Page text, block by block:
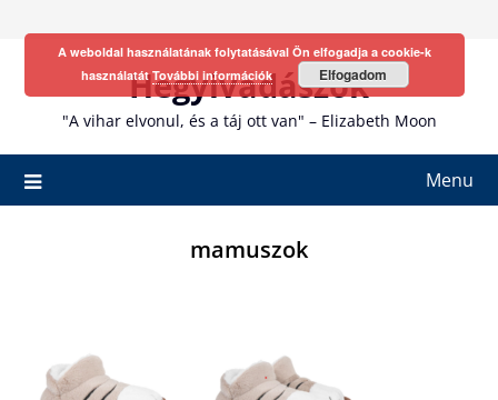
Hegyivadászok
"A vihar elvonul, és a táj ott van" – Elizabeth Moon
Menu
mamuszok
A weboldal használatának folytatásával Ön elfogadja a cookie-k
használatátTovábbi információk Elfogadom